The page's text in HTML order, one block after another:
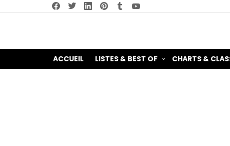
facebooktwitterlinkedin pinterest
ACCUEIL LISTES & BEST OF CHARTS &